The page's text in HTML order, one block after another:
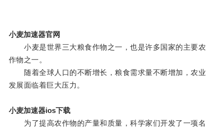
小麦加速器官网
小麦是世界三大粮食作物之一，也是许多国家的主要农
作物之一。
随着全球人口的不断增长，粮食需求量不断增加，农业
发展面临着巨大压力。
小麦加速器ios下载
为了提高农作物的产量和质量，科学家们开发了一项名